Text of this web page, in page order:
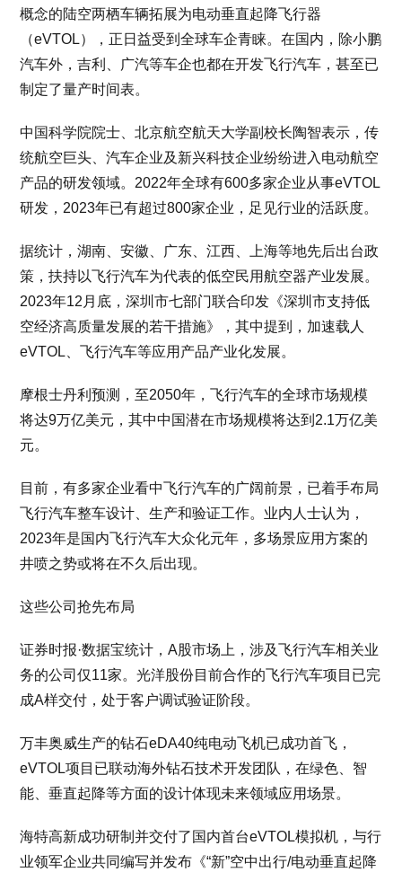
概念的陆空两栖车辆拓展为电动垂直起降飞行器
（eVTOL），正日益受到全球车企青睐。在国内，除小鹏
汽车外，吉利、广汽等车企也都在开发飞行汽车，甚至已
制定了量产时间表。
中国科学院院士、北京航空航天大学副校长陶智表示，传
统航空巨头、汽车企业及新兴科技企业纷纷进入电动航空
产品的研发领域。2022年全球有600多家企业从事eVTOL
研发，2023年已有超过800家企业，足见行业的活跃度。
据统计，湖南、安徽、广东、江西、上海等地先后出台政
策，扶持以飞行汽车为代表的低空民用航空器产业发展。
2023年12月底，深圳市七部门联合印发《深圳市支持低
空经济高质量发展的若干措施》，其中提到，加速载人
eVTOL、飞行汽车等应用产品产业化发展。
摩根士丹利预测，至2050年，飞行汽车的全球市场规模
将达9万亿美元，其中中国潜在市场规模将达到2.1万亿美
元。
目前，有多家企业看中飞行汽车的广阔前景，已着手布局
飞行汽车整车设计、生产和验证工作。业内人士认为，
2023年是国内飞行汽车大众化元年，多场景应用方案的
井喷之势或将在不久后出现。
这些公司抢先布局
证券时报·数据宝统计，A股市场上，涉及飞行汽车相关业
务的公司仅11家。光洋股份目前合作的飞行汽车项目已完
成A样交付，处于客户调试验证阶段。
万丰奥威生产的钻石eDA40纯电动飞机已成功首飞，
eVTOL项目已联动海外钻石技术开发团队，在绿色、智
能、垂直起降等方面的设计体现未来领域应用场景。
海特高新成功研制并交付了国内首台eVTOL模拟机，与行
业领军企业共同编写并发布《“新”空中出行/电动垂直起降